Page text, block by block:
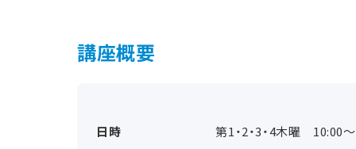
講座概要
日時 第1・2・3・4木曜 10:00